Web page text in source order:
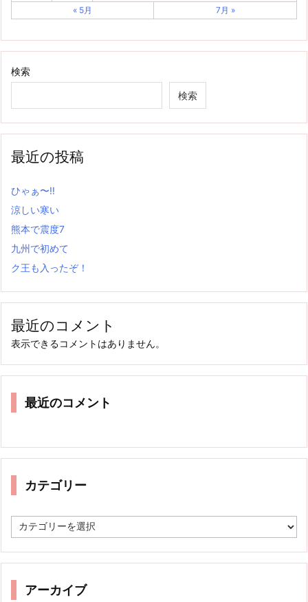
« 5月 7月 »
検索
検索
最近の投稿
ひゃぁ〜‼
涼しい寒い
熊本で震度7
九州で初めて
ク王も入ったぞ！
最近のコメント
表示できるコメントはありません。
最近のコメント
カテゴリー
テ
リ
アーカイブ